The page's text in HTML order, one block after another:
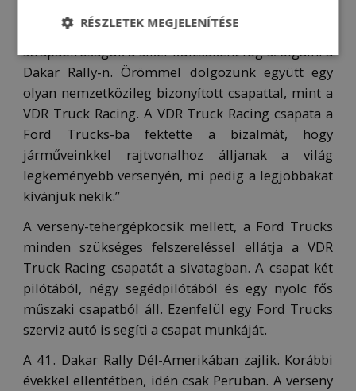
biztosak vagyunk benne, hogy a teljesítményük és
strapabíróságuk a siker kulcsaként fog szolgálni a
Dakar Rally-n. Örömmel dolgozunk együtt egy
olyan nemzetközileg bizonyított csapattal, mint a
VDR Truck Racing. A VDR Truck Racing csapata a
Ford Trucks-ba fektette a bizalmát, hogy
járműveinkkel rajtvonalhoz álljanak a világ
legkeményebb versenyén, mi pedig a legjobbakat
kívánjuk nekik.”
A verseny-tehergépkocsik mellett, a Ford Trucks
minden szükséges felszereléssel ellátja a VDR
Truck Racing csapatát a sivatagban. A csapat két
pilótából, négy segédpilótából és egy nyolc fős
műszaki csapatból áll. Ezenfelül egy Ford Trucks
szerviz autó is segíti a csapat munkáját.
A 41. Dakar Rally Dél-Amerikában zajlik. Korábbi
évekkel ellentétben, idén csak Peruban. A verseny
RÉSZLETEK MEGJELENÍTÉSE